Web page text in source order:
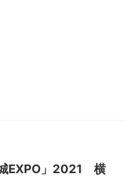
EXPO」2021 横